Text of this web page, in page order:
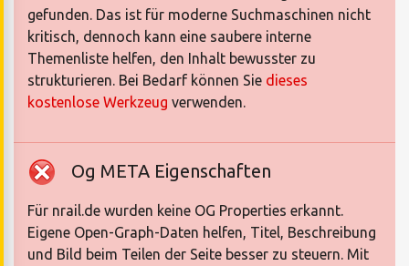
gefunden. Das ist für moderne Suchmaschinen nicht
kritisch, dennoch kann eine saubere interne
Themenliste helfen, den Inhalt bewusster zu
strukturieren. Bei Bedarf können Sie dieses
kostenlose Werkzeug verwenden.
Og META Eigenschaften
Für nrail.de wurden keine OG Properties erkannt.
Eigene Open-Graph-Daten helfen, Titel, Beschreibung
und Bild beim Teilen der Seite besser zu steuern. Mit